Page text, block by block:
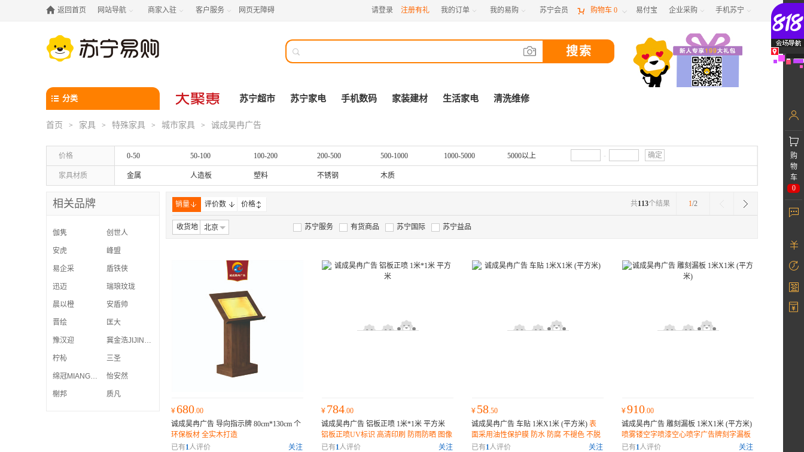
 返回首页 网站导航  商家入驻  客户服务  网页无障碍 请登录 注册有礼 我的订单  我的易购  苏宁会员  购物车 0  易付宝 企业采购  手机苏宁 

分类 苏宁超市 苏宁家电 手机数码 家装建材 生活家电 清洗维修
首页 > 家具 > 特殊家具 > 城市家具 > 诚成昊冉广告
价格 0-50 50-100 100-200 200-500 500-1000 1000-5000 5000以上 - 确定
家具材质 金属 人造板 塑料 不锈钢 木质
销量 评价数 价格 1/2
共113个结果
收货地 北京 苏宁服务 有货商品 苏宁国际 苏宁益品
¥680.00
诚成昊冉广告 导向指示牌 80cm*130cm 个
环保板材 全实木打造
已有1人评价
关注
¥ 784.00
诚成昊冉广告 铝板正喷 1米*1米 平方米
铝板正喷UV标识 高清印刷 防雨防晒 图像
清晰 色彩艳丽 防水不褪色
已有1人评价
关注
¥ 58.50
诚成昊冉广告 车贴 1米X1米 (平方米) 表
面采用油性保护膜 防水 防腐 不褪色 不脱
落 寿命更长久
已有1人评价
关注
¥910.00
诚成昊冉广告 雕刻漏板 1米X1米 (平方米)
喷雾镂空字喷漆空心喷字广告牌刻字漏板
厚度0.5mm,可大弧度弯曲 多种材质可选
已有1人评价
关注
相关品牌
伽隽 创世人
安虎 峰盟
易企采 盾铁侠
迅迈 瑞琅玟珑
晨以橙 安盾帅
晋绘 匡大
豫汉迎 冀金浩JIJINHAO
柠杺 三圣
绵冠MIANGUAN 怡安然
榭邦 质凡
购
物
车
0